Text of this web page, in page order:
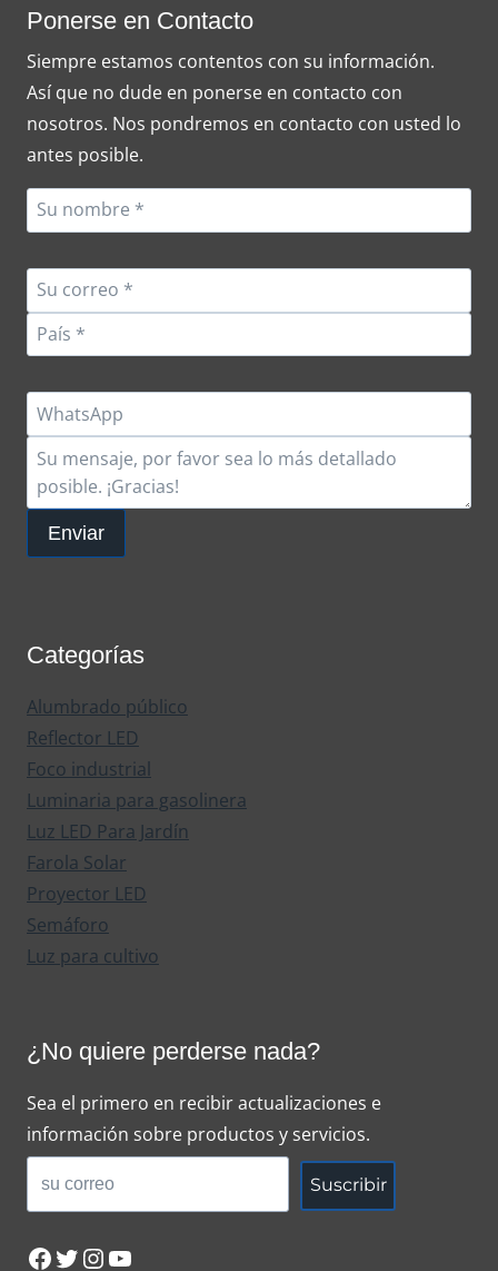
Ponerse en Contacto
Siempre estamos contentos con su información.
Así que no dude en ponerse en contacto con
nosotros. Nos pondremos en contacto con usted lo
antes posible.
Enviar
Categorías
Alumbrado público
Reflector LED
Foco industrial
Luminaria para gasolinera
Luz LED Para Jardín
Farola Solar
Proyector LED
Semáforo
Luz para cultivo
¿No quiere perderse nada?
Sea el primero en recibir actualizaciones e
información sobre productos y servicios.
Suscribir
Facebook
Twitter
Instagram
YouTube